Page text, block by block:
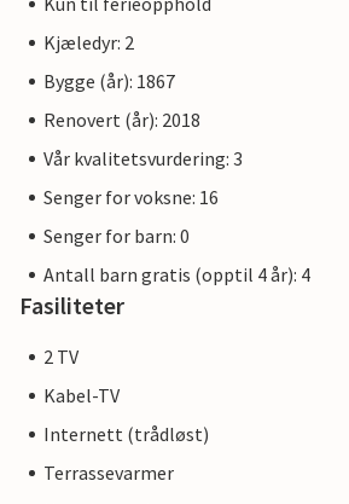
Kjæledyr: 2
Bygge (år): 1867
Renovert (år): 2018
Vår kvalitetsvurdering: 3
Senger for voksne: 16
Senger for barn: 0
Antall barn gratis (opptil 4 år): 4
Fasiliteter
2 TV
Kabel-TV
Internett (trådløst)
Terrassevarmer